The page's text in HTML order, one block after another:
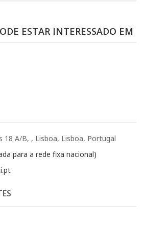
ESTAR INTERESSADO EM
18 A/B, , Lisboa, Lisboa, Portugal
para a rede fixa nacional)